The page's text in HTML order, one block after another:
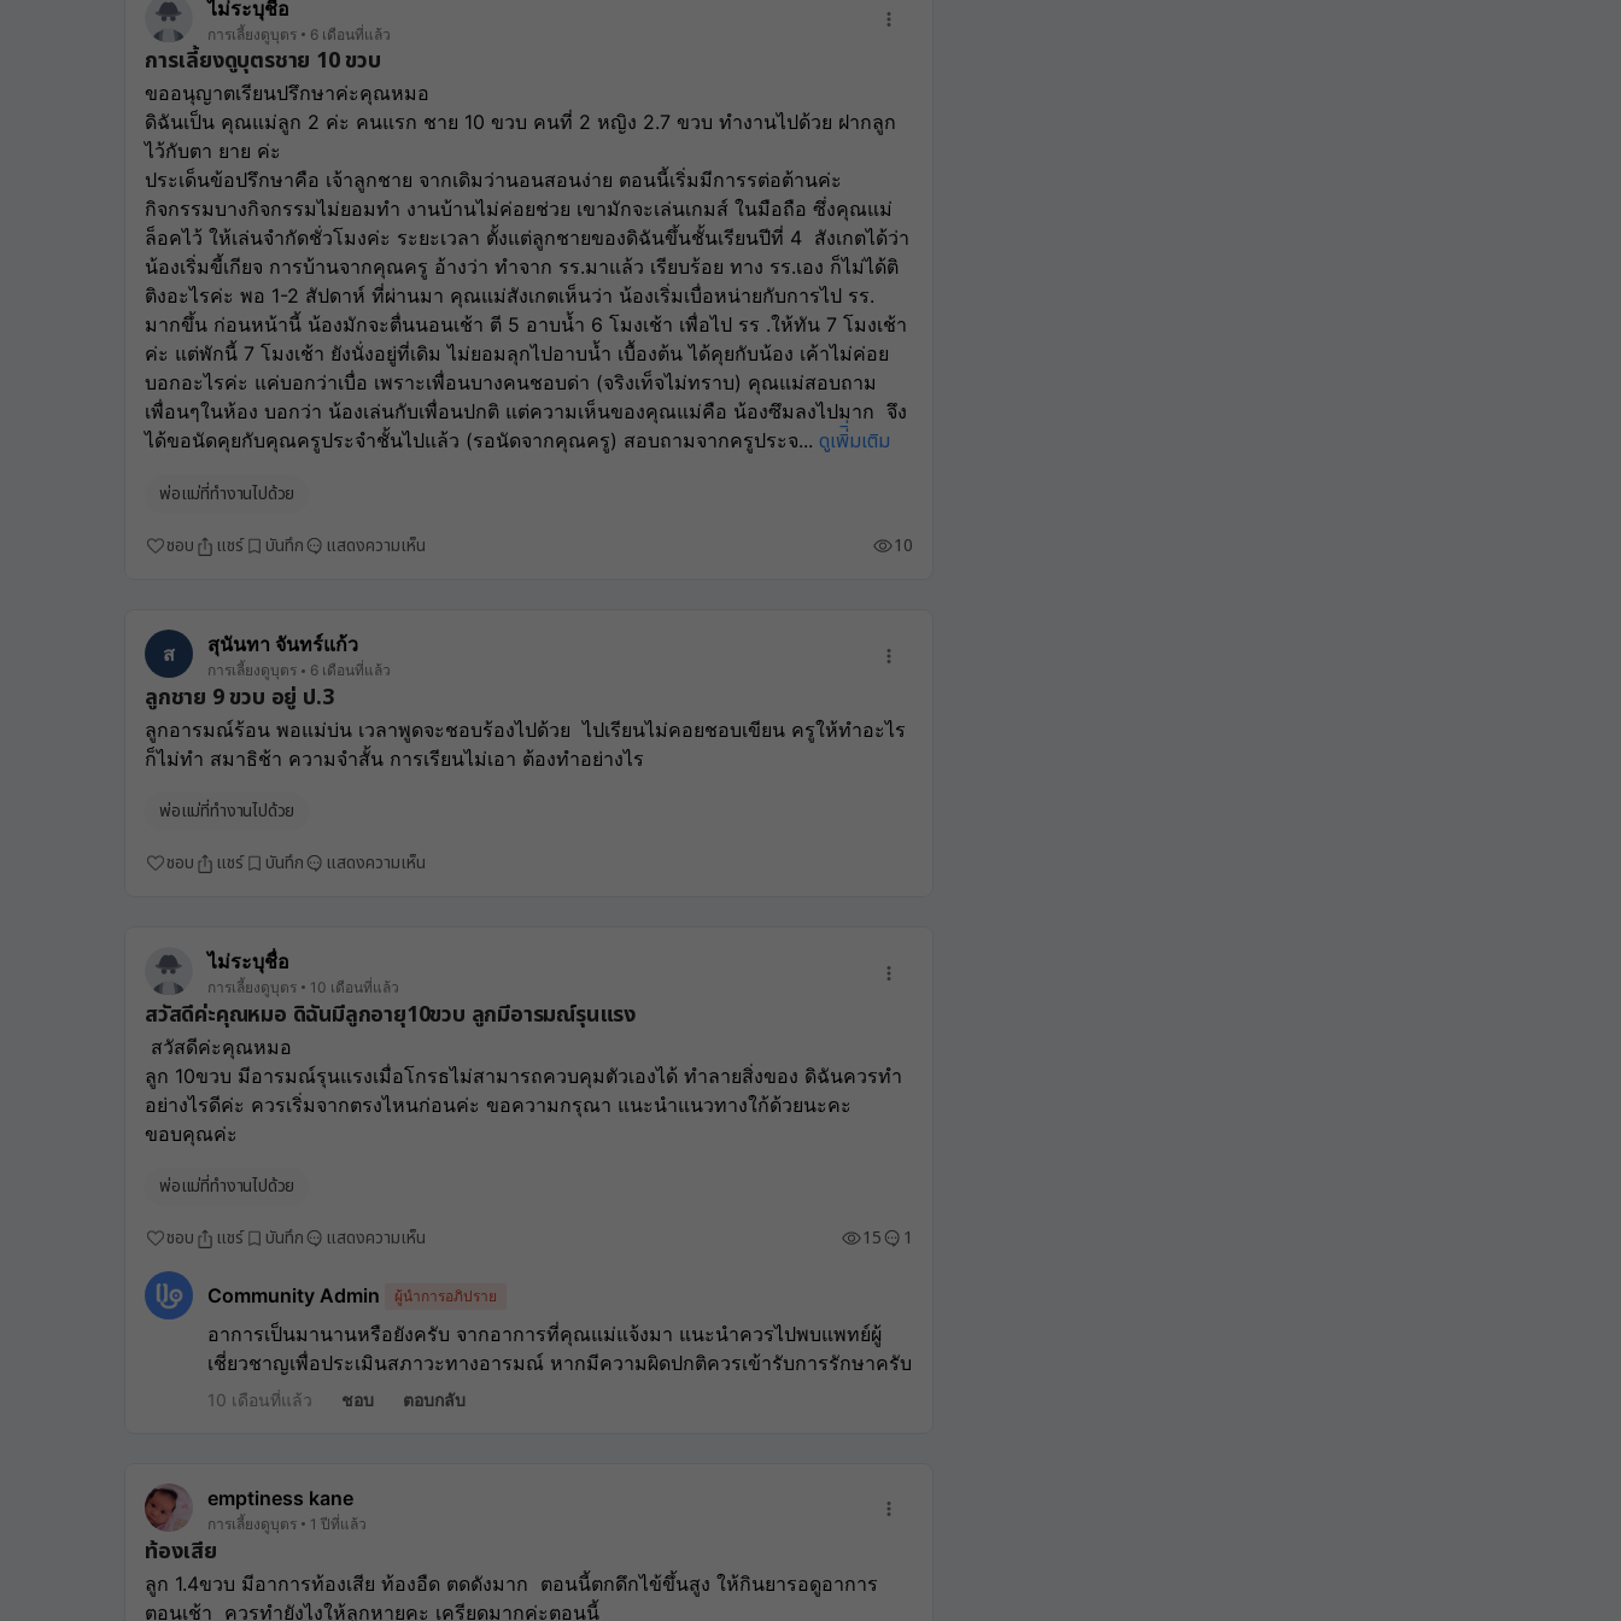
ไม่ระบุชื่อ
การเลี้ยงดูบุตร 6 เดือนที่แล้ว
การเลี้ยงดูบุตรชาย 10 ขวบ
ขออนุญาตเรียนปรึกษาค่ะคุณหมอ
ดิฉันเป็น คุณแม่ลูก 2 ค่ะ คนแรก ชาย 10 ขวบ คนที่ 2 หญิง 2.7 ขวบ ทำงานไปด้วย ฝากลูก
ไว้กับตา ยาย ค่ะ
ประเด็นข้อปรึกษาคือ เจ้าลูกชาย จากเดิมว่านอนสอนง่าย ตอนนี้เริ่มมีการรต่อต้านค่ะ
กิจกรรมบางกิจกรรมไม่ยอมทำ งานบ้านไม่ค่อยช่วย เขามักจะเล่นเกมส์ ในมือถือ ซึ่งคุณแม่
ล็อคไว้ ให้เล่นจำกัดชั่วโมงค่ะ ระยะเวลา ตั้งแต่ลูกชายของดิฉันขึ้นชั้นเรียนปีที่ 4  สังเกตได้ว่า
น้องเริ่มขี้เกียจ การบ้านจากคุณครู อ้างว่า ทำจาก รร.มาแล้ว เรียบร้อย ทาง รร.เอง ก็ไม่ได้ติ
ติงอะไรค่ะ พอ 1-2 สัปดาห์ ที่ผ่านมา คุณแม่สังเกตเห็นว่า น้องเริ่มเบื่อหน่ายกับการไป รร.
มากขึ้น ก่อนหน้านี้ น้องมักจะตื่นนอนเช้า ตี 5 อาบน้ำ 6 โมงเช้า เพื่อไป รร .ให้ทัน 7 โมงเช้า
ค่ะ แต่พักนี้ 7 โมงเช้า ยังนั่งอยู่ที่เดิม ไม่ยอมลุกไปอาบน้ำ เบื้องต้น ได้คุยกับน้อง เค้าไม่ค่อย
บอกอะไรค่ะ แค่บอกว่าเบื่อ เพราะเพื่อนบางคนชอบด่า (จริงเท็จไม่ทราบ) คุณแม่สอบถาม
เพื่อนๆในห้อง บอกว่า น้องเล่นกับเพื่อนปกติ แต่ความเห็นของคุณแม่คือ น้องซึมลงไปมาก  จึง
ได้ขอนัดคุยกับคุณครูประจำชั้นไปแล้ว (รอนัดจากคุณครู) สอบถามจากครูประจ... ดูเพิ่ิ่มเติม
พ่อแม่ที่ทำงานไปด้วย
ชอบ แชร์ บันทึก แสดงความเห็น 10
ส สุนันทา จันทร์แก้ว
การเลี้ยงดูบุตร 6 เดือนที่แล้ว
ลูกชาย 9 ขวบ อยู่ ป.3
ลูกอารมณ์ร้อน พอแม่บ่น เวลาพูดจะชอบร้องไปด้วย  ไปเรียนไม่คอยชอบเขียน ครูให้ทำอะไร
ก็ไม่ทำ สมาธิช้า ความจำสั้น การเรียนไม่เอา ต้องทำอย่างไร
พ่อแม่ที่ทำงานไปด้วย
ชอบ แชร์ บันทึก แสดงความเห็น
ไม่ระบุชื่อ
การเลี้ยงดูบุตร 10 เดือนที่แล้ว
สวัสดีค่ะคุณหมอ ดิฉันมีลูกอายุ10ขวบ ลูกมีอารมณ์รุนแรง
สวัสดีค่ะคุณหมอ
ลูก 10ขวบ มีอารมณ์รุนแรงเมื่อโกรธไม่สามารถควบคุมตัวเองได้ ทำลายสิ่งของ ดิฉันควรทำ
อย่างไรดีค่ะ ควรเริ่มจากตรงไหนก่อนค่ะ ขอความกรุณา แนะนำแนวทางใก้ด้วยนะคะ
ขอบคุณค่ะ
พ่อแม่ที่ทำงานไปด้วย
ชอบ แชร์ บันทึก แสดงความเห็น 15 1
Community Admin ผู้นำการอภิปราย
อาการเป็นมานานหรือยังครับ จากอาการที่คุณแม่แจ้งมา แนะนำควรไปพบแพทย์ผู้
เชี่ยวชาญเพื่อประเมินสภาวะทางอารมณ์ หากมีความผิดปกติควรเข้ารับการรักษาครับ
10 เดือนที่แล้ว ชอบ ตอบกลับ
emptiness kane
การเลี้ยงดูบุตร 1 ปีที่แล้ว
ท้องเสีย
ลูก​ 1.4ขวบ​ มีอาการท้องเสีย​ ท้องอืด​ ตดดังมาก​  ตอนนี้ตกดึกไข้ขึ้นสูง​ ให้กินยารอดูอาการ
ตอนเช้า​  ควรทำยังไงให้ลูกหายคะ​ เครียดมากค่ะตอนนี้